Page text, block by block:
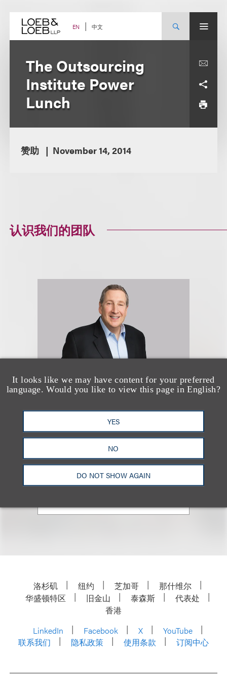
content EN 中文
It looks like we may have content for your preferred
language. Would you like to view this page in English?
YES
NO
DO NOT SHOW AGAIN
The Outsourcing
Institute Power
Lunch
赞助 November 14, 2014
认识我们的团队
Kenneth A. Adler
+1.212.407.4284
洛杉矶 纽约 芝加哥
那什维尔
华盛顿特区
旧金山 泰森斯
代表处
香港
LinkedIn
Facebook X
YouTube
联系我们
隐私政策 使用条款 订阅中心